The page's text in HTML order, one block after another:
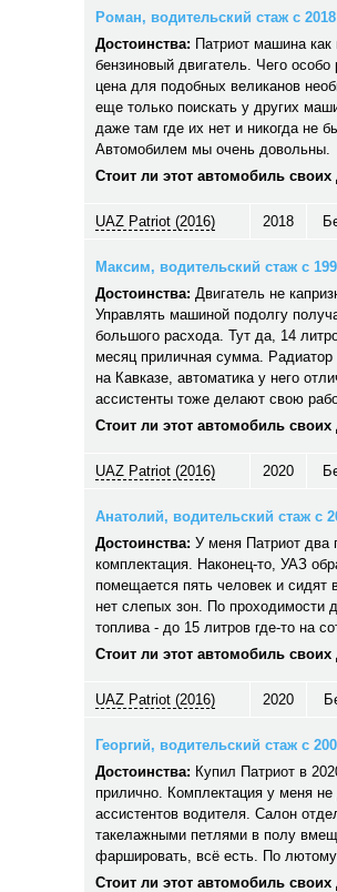
Роман, водительский стаж с 2018
Достоинства: Патриот машина
бензиновый двигатель. Чего
цена для подобных великанов
еще только поискать у других
даже там где их нет и никогда не
Автомобилем мы очень довольны.
Стоит ли этот автомобиль своих
UAZ Patriot (2016) 2018
Максим, водительский стаж с
Достоинства: Двигатель не
Управлять машиной подолгу
большого расхода. Тут да, 14
месяц приличная сумма.
на Кавказе, автоматика у него
ассистенты тоже делают свою
Стоит ли этот автомобиль своих
UAZ Patriot (2016) 2020
Анатолий, водительский стаж с
Достоинства: У меня Патриот два
комплектация. Наконец-то, УАЗ
помещается пять человек и сидят
нет слепых зон. По проходимости
топлива - до 15 литров где-то на
Стоит ли этот автомобиль своих
UAZ Patriot (2016) 2020
Георгий, водительский стаж с
Достоинства: Купил Патриот в
прилично. Комплектация у меня
ассистентов водителя. Салон
такелажными петлями в полу
фаршировать, всё есть. По
Стоит ли этот автомобиль своих